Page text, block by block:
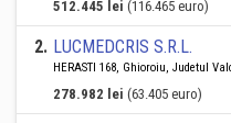
512.445 lei (116.465 euro)
2. LUCMEDCRIS S.R.L.
HERASTI 168, Ghioroiu, Judetul
278.982 lei (63.405 euro)